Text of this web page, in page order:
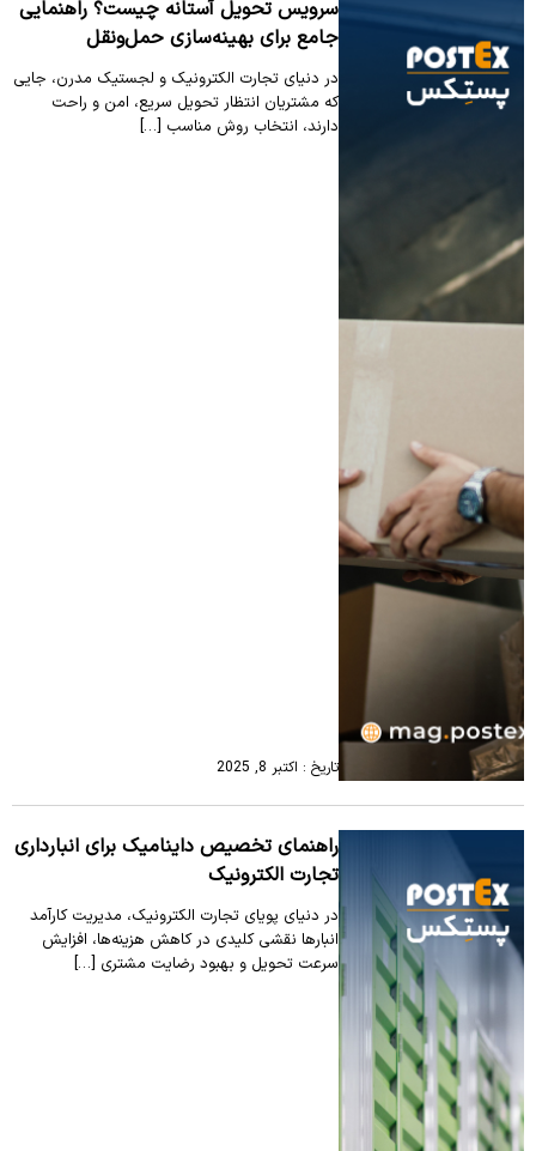
سرویس تحویل آستانه چیست؟ راهنمایی
جامع برای بهینه‌سازی حمل‌ونقل
در دنیای تجارت الکترونیک و لجستیک مدرن، جایی
که مشتریان انتظار تحویل سریع، امن و راحت
دارند، انتخاب روش مناسب […]
تاریخ : اکتبر 8, 2025
راهنمای تخصیص داینامیک برای انبارداری
تجارت الکترونیک
در دنیای پویای تجارت الکترونیک، مدیریت کارآمد
انبارها نقشی کلیدی در کاهش هزینه‌ها، افزایش
سرعت تحویل و بهبود رضایت مشتری […]